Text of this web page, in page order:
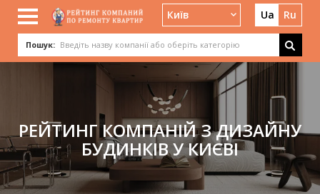
Київ Ua Ru
Пошук:
РЕЙТИНГ КОМПАНІЙ З ДИЗАЙНУ
БУДИНКІВ У КИЄВІ